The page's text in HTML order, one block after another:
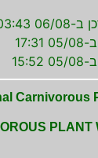
03:43
Carnivorous
PLANT